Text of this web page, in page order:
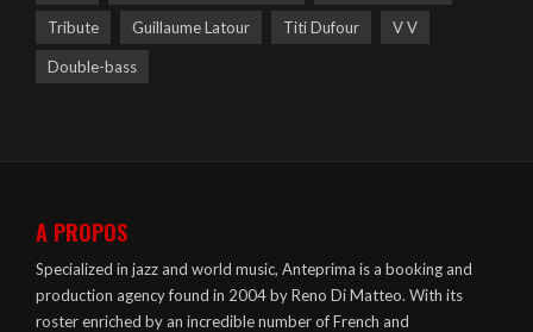
Tribute Guillaume Latour Titi Dufour V V
Double-bass
A PROPOS
Specialized in jazz and world music, Anteprima is a booking and
production agency found in 2004 by Reno Di Matteo. With its
roster enriched by an incredible number of French and